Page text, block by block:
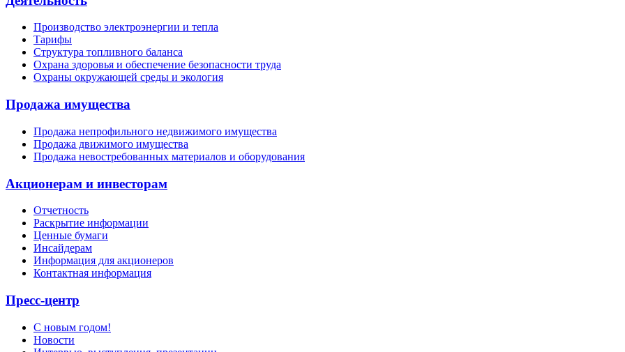
Производство электроэнергии и тепла
Тарифы
Структура топливного баланса
Охрана здоровья и обеспечение безопасности труда
Охраны окружающей среды и экология
Продажа имущества
Продажа непрофильного недвижимого имущества
Продажа движимого имущества
Продажа невостребованных материалов и оборудования
Акционерам и инвесторам
Отчетность
Раскрытие информации
Ценные бумаги
Инсайдерам
Информация для акционеров
Контактная информация
Пресс-центр
С новым годом!
Новости